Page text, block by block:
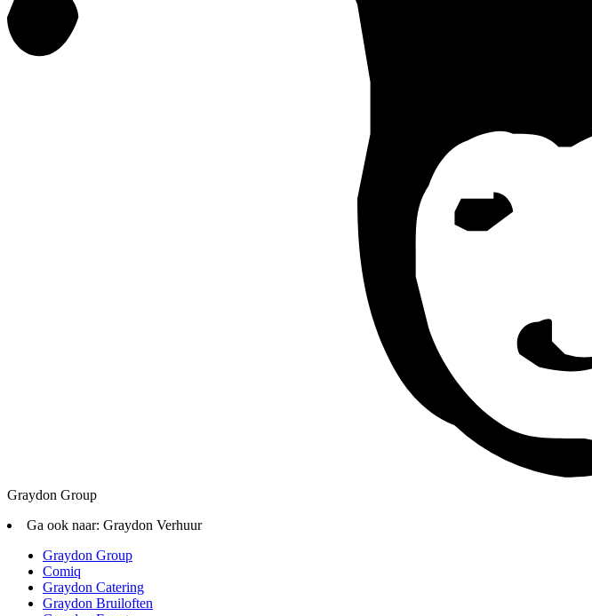
Graydon Group
Ga ook naar: Graydon Verhuur
Graydon Group
Comiq
Graydon Catering
Graydon Bruiloften